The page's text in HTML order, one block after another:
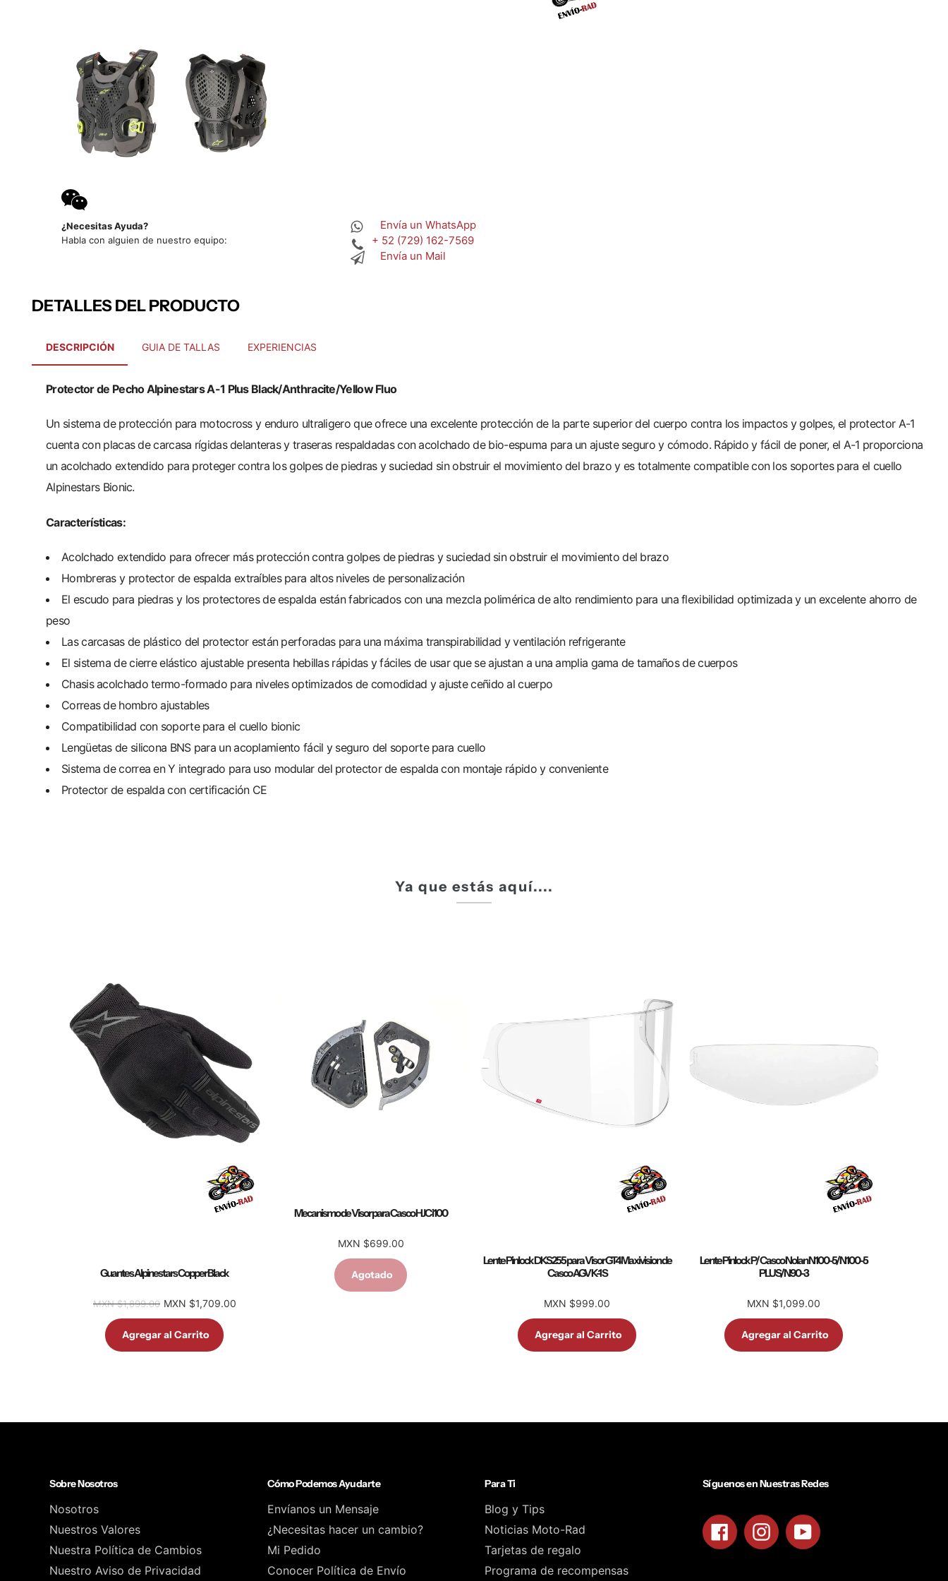
¿Necesitas Ayuda?
Habla con alguien de nuestro equipo:
Envía un WhatsApp
+ 52 (729) 162-7569
Envía un Mail
DETALLES DEL PRODUCTO
DESCRIPCIÓN GUIA DE TALLAS EXPERIENCIAS
Protector de Pecho Alpinestars A-1 Plus Black/Anthracite/Yellow Fluo
Un sistema de protección para motocross y enduro ultraligero que ofrece una excelente protección de la parte superior del cuerpo contra los impactos y golpes, el protector A-1
cuenta con placas de carcasa rígidas delanteras y traseras respaldadas con acolchado de bio-espuma para un ajuste seguro y cómodo. Rápido y fácil de poner, el A-1 proporciona
un acolchado extendido para proteger contra los golpes de piedras y suciedad sin obstruir el movimiento del brazo y es totalmente compatible con los soportes para el cuello
Alpinestars Bionic.
Características:
Acolchado extendido para ofrecer más protección contra golpes de piedras y suciedad sin obstruir el movimiento del brazo
Hombreras y protector de espalda extraíbles para altos niveles de personalización
El escudo para piedras y los protectores de espalda están fabricados con una mezcla polimérica de alto rendimiento para una flexibilidad optimizada y un excelente ahorro de
peso
Las carcasas de plástico del protector están perforadas para una máxima transpirabilidad y ventilación refrigerante
El sistema de cierre elástico ajustable presenta hebillas rápidas y fáciles de usar que se ajustan a una amplia gama de tamaños de cuerpos
Chasis acolchado termo-formado para niveles optimizados de comodidad y ajuste ceñido al cuerpo
Correas de hombro ajustables
Compatibilidad con soporte para el cuello bionic
Lengüetas de silicona BNS para un acoplamiento fácil y seguro del soporte para cuello
Sistema de correa en Y integrado para uso modular del protector de espalda con montaje rápido y conveniente
Protector de espalda con certificación CE
Ya que estás aquí....
Guantes Alpinestars Copper Black
MXN $1,899.00 MXN $1,709.00
Agregar al Carrito
Mecanismo de Visor para Casco HJC i100
MXN $699.00
Agotado
Lente Pinlock DKS255 para Visor GT4 Maxivision de
Casco AGV K-1 S
MXN $999.00
Agregar al Carrito
Lente Pinlock P/ Casco Nolan N100-5/N100-5
PLUS/N90-3
MXN $1,099.00
Agregar al Carrito
Sobre Nosotros
Nosotros
Nuestros Valores
Nuestra Política de Cambios
Nuestro Aviso de Privacidad
Cómo Podemos Ayudarte
Envíanos un Mensaje
¿Necesitas hacer un cambio?
Mi Pedido
Conocer Política de Envío
Para Ti
Blog y Tips
Noticias Moto-Rad
Tarjetas de regalo
Programa de recompensas
Síguenos en Nuestras Redes
FacebookInstagramYouTube